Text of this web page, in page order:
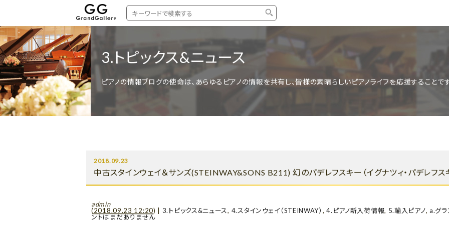
タイプ
中古アップライトピアノ
新品ピアノ
コンサートグランドピアノ
YAMAHA
KAWAI
STEINWAY&SONS
BOSTON
DIAPASON
もっとみる
ピア
新品
3.トピックス&ニュース
ピアノの情報ブログの使命は、あらゆるピアノの情報を共有し、皆様の素晴らしいピアノライフを応援することです
2018.09.23
中古スタインウェイ＆サンズ(STEINWAY&SONS B211) 幻のパデレフスキー（イグナツィ・パデレフス
admin
(2018.09.23 12:20) 3.トピックス&ニュース, 4.スタインウェイ（STEINWAY） ,4.ピアノ新入荷情報, 5.輸入ピアノ, a.グラ
ントはまだありません